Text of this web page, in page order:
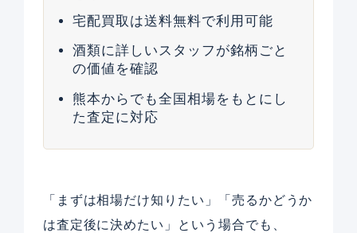
宅配買取は送料無料で利用可能
酒類に詳しいスタッフが銘柄ごと
の価値を確認
熊本からでも全国相場をもとにし
た査定に対応
「まずは相場だけ知りたい」「売るかどうか
は査定後に決めたい」という場合でも、